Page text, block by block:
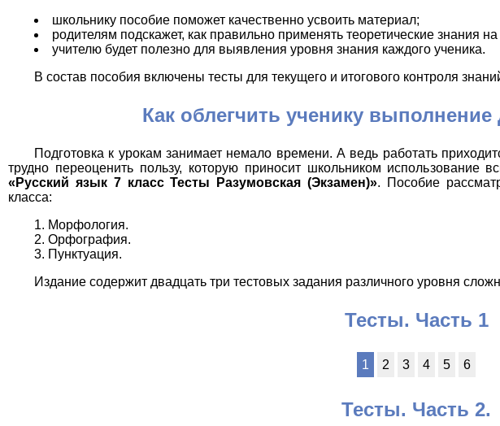
школьнику пособие поможет качественно усвоить материал;
родителям подскажет, как правильно применять теоретические знания на
учителю будет полезно для выявления уровня знания каждого ученика.
В состав пособия включены тесты для текущего и итогового контроля
Как облегчить ученику
Подготовка к урокам занимает немало времени. А ведь работать
трудно переоценить пользу, которую приносит школьником использование
«Русский язык 7 класс Тесты Разумовская (Экзамен)». Пособие
класса:
Морфология.
Орфография.
Пунктуация.
Издание содержит двадцать три тестовых задания различного уровня
Тесты. Часть 1
1 2 3 4 5 6
Тесты. Часть 2.